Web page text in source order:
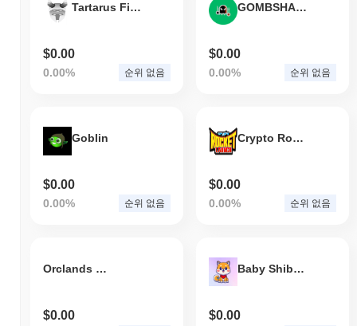
Tartarus Finance
$0.00
0.00% 순위 없음
GOMBSHARE
$0.00
0.00% 순위 없음
Goblin
$0.00
0.00% 순위 없음
Crypto Rocket Launch
$0.00
0.00% 순위 없음
Orclands Metaverse
$0.00
Baby Shiba Coin
$0.00